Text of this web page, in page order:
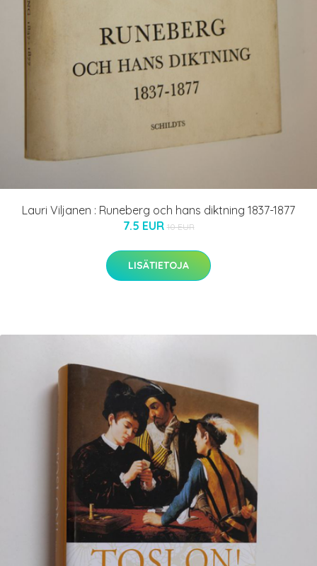
Lauri Viljanen : Runeberg och hans diktning 1837-1877
7.5 EUR 10 EUR
LISÄTIETOJA